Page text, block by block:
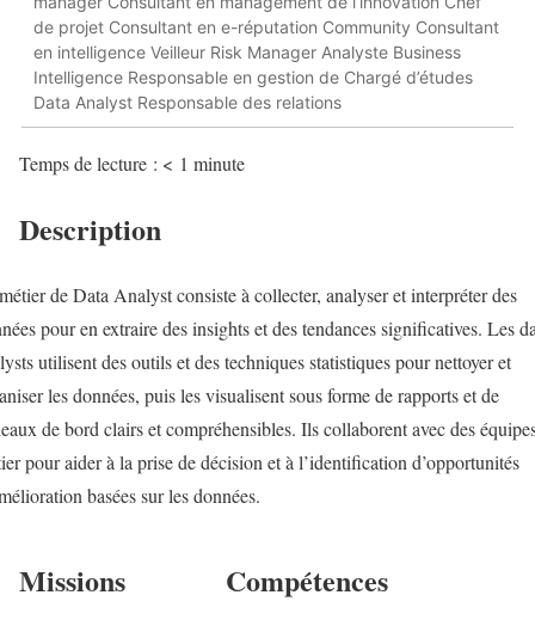
de projet Consultant en e-réputation Community Consultant
en intelligence Veilleur Risk Manager Analyste Business
Intelligence Responsable en gestion de Chargé d’études
Data Analyst Responsable des relations
Temps de lecture : < 1 minute
Description
de Data Analyst consiste à collecter, analyser et interpréter des
pour en extraire des insights et des tendances significatives. Les
utilisent des outils et des techniques statistiques pour nettoyer et
les données, puis les visualisent sous forme de rapports et de
de bord clairs et compréhensibles. Ils collaborent avec des
pour aider à la prise de décision et à l’identification d’opportunités
basées sur les données.
Missions Compétences